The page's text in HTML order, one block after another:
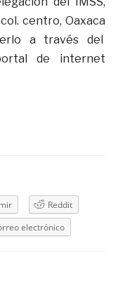
centro, Oaxaca
a través del
de internet
Reddit
electrónico